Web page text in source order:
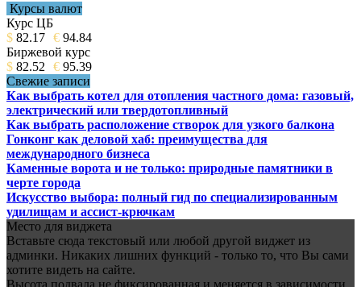
Курсы валют
Курс ЦБ
$ 82.17 € 94.84
Биржевой курс
$ 82.52 € 95.39
Свежие записи
Как выбрать котел для отопления частного дома: газовый,
электрический или твердотопливный
Как выбрать расположение створок для узкого балкона
Гонконг как деловой хаб: преимущества для
международного бизнеса
Каменные ворота и не только: природные памятники в
черте города
Искусство выбора: полный гид по специализированным
удилищам и ассист-крючкам
Место для виджета
Вставьте сюда текстовый или любой другой виджет из
админки. Никаких лишних функций - только то, что Вы сами
хотите видеть на сайте.
Высота подвала не фиксированная и меняется в зависимости